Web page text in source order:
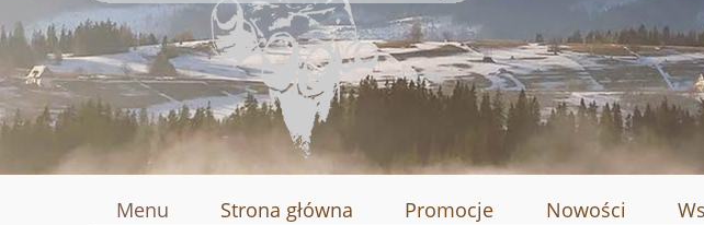
Menu Strona główna Promocje Nowości